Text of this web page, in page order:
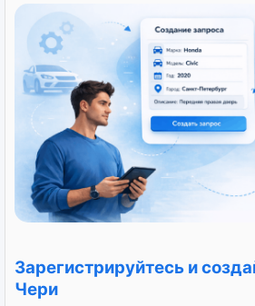
Зарегистрируйтесь и
Чери